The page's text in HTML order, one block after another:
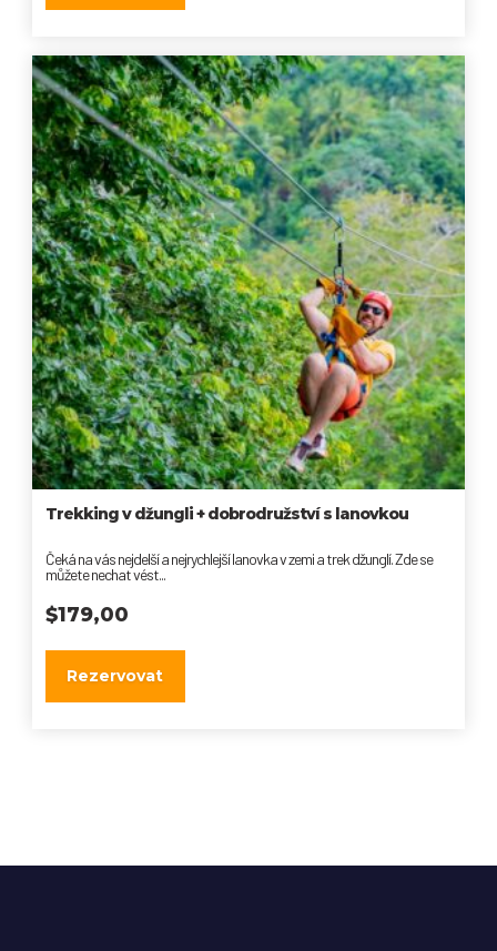
Trekking v džungli + dobrodružství s lanovkou
Čeká na vás nejdelší a nejrychlejší lanovka v zemi a trek džunglí. Zde se
můžete nechat vést...
$179,00
Rezervovat